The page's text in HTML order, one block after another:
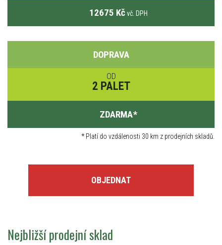
12675 Kč vč. DPH
DOPRAVA
OD
2 PALET
ZDARMA*
*Platí do vzdálenosti 30 km z prodejních skladů.
OBJEDNAT
Nejbližší prodejní sklad